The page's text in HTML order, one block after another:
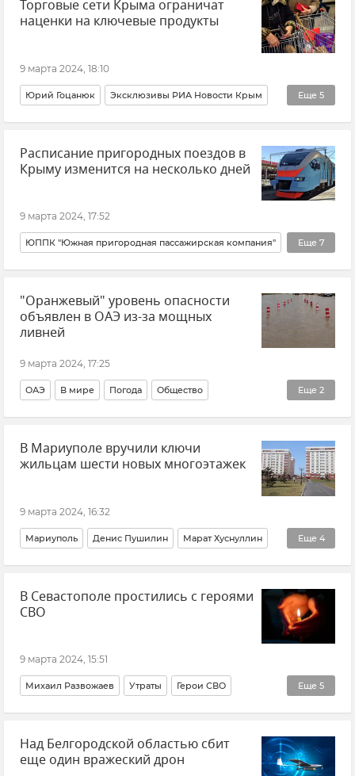
ВСУ (Вооруженные силы Украины) Новости
Торговые сети Крыма ограничат
наценки на ключевые продукты
9 марта 2024, 18:10
Еще 5
Юрий Гоцанюк Эксклюзивы РИА Новости Крым
Крым Новости Крыма Цены в Крыму
Торговля Общество
Расписание пригородных поездов в
Крыму изменится на несколько дней
9 марта 2024, 17:52
Еще 7
ЮППК "Южная пригородная пассажирская компания"
Крым Транспорт Общество Железная дорога
Крымская железная дорога (КЖД)
Железные дороги Крыма
"Оранжевый" уровень опасности
объявлен в ОАЭ из-за мощных
ливней
9 марта 2024, 17:25
Еще 2
ОАЭ В мире Погода Общество
Происшествия Наводнение
В Мариуполе вручили ключи
жильцам шести новых многоэтажек
9 марта 2024, 16:32
Еще 4
Мариуполь Денис Пушилин Марат Хуснуллин
Новые регионы России Строительство
Общество Донецкая Народная Республика (ДНР)
В Севастополе простились с героями
СВО
9 марта 2024, 15:51
Еще 5
Михаил Развожаев Утраты Герои СВО
Севастополь Крым Армия и флот Общество
Новости Крыма
Над Белгородской областью сбит
еще один вражеский дрон